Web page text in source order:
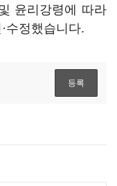
윤리강령에 따라
수정했습니다.